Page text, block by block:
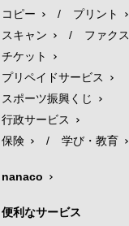
コピー
/
プリント
スキャン
/
ファクス
チケット
プリペイドサービス
スポーツ振興くじ
行政サービス
保険
/ 学び・教育
nanaco
便利なサービス